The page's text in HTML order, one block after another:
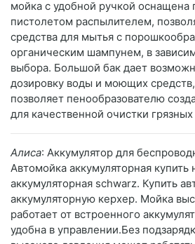
мойка с удобной ручкой оснащена
пистолетом распылителем,
средства для мытья с
органическим шампунем, в
выбора. Большой бак дает
дозировку воды и моющих
позволяет пенообразователю
для качественной очистки
Алиса: Аккумулятор для
Автомойка аккумуляторная купить
аккумуляторная schwarz. Купить
аккумуляторную керхер. Мойка
работает от встроенного
удобна в управлении.Без